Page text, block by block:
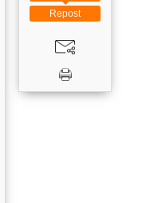
Repost